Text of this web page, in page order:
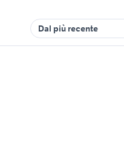
Dal più recente